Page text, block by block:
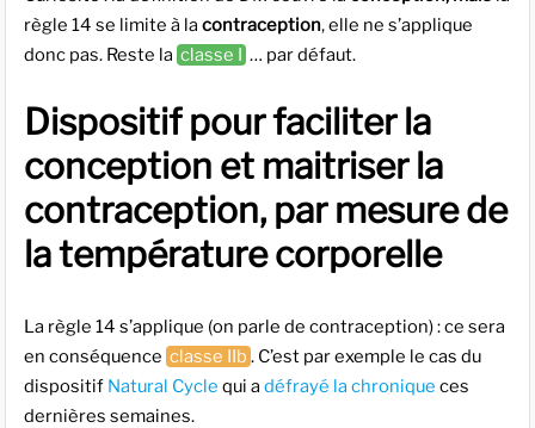
règle 14 se limite à la contraception, elle ne s’applique
donc pas. Reste la classe I … par défaut.
Dispositif pour faciliter la
conception et maitriser la
contraception, par mesure de
la température corporelle
La règle 14 s’applique (on parle de contraception) : ce sera
en conséquence classe IIb . C’est par exemple le cas du
dispositif Natural Cycle qui a défrayé la chronique ces
dernières semaines.